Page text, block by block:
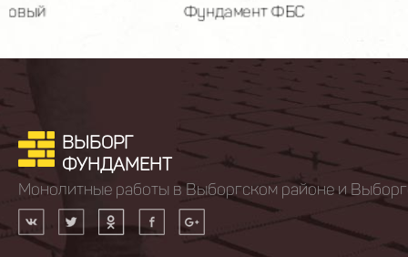
Фундамент ФБС
ВЫБОРГ
ФУНДАМЕНТ
Монолитные работы в Выборгском районе и